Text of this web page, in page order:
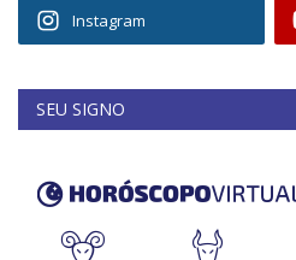
Instagram
SEU SIGNO